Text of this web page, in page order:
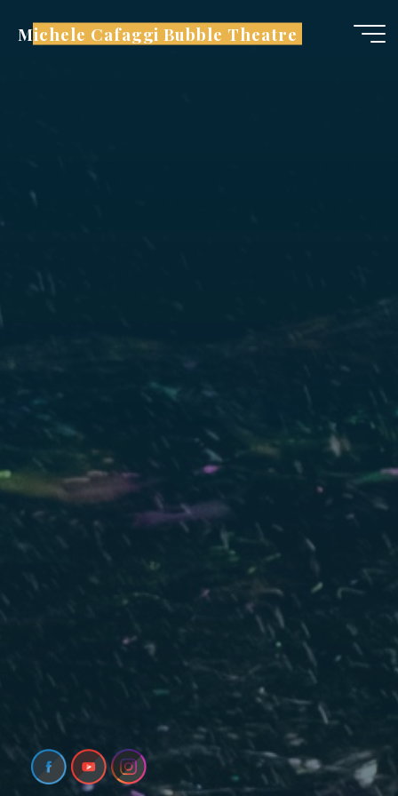
Michele Cafaggi Bubble Theatre